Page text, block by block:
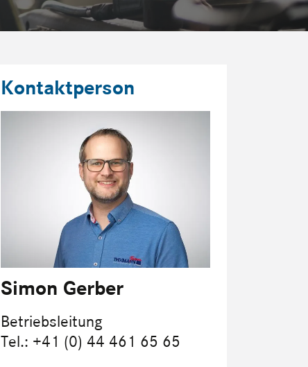
Kontaktperson
Simon Gerber
Betriebsleitung
Tel.: +41 (0) 44 461 65 65